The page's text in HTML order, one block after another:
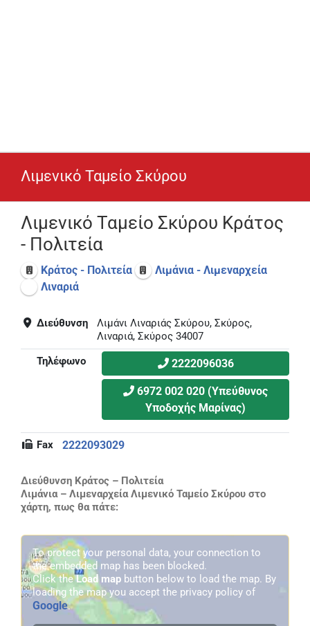
Λιμενικό Ταμείο Σκύρου
Λιμενικό Ταμείο Σκύρου Κράτος
- Πολιτεία
Κράτος - Πολιτεία
Λιμάνια - Λιμεναρχεία
Λιναριά
Διεύθυνση
Λιμάνι Λιναριάς Σκύρου, Σκύρος,
Λιναριά, Σκύρος 34007
Τηλέφωνο
2222096036
6972 002 020 (Υπεύθυνος
Υποδοχής Μαρίνας)
Fax 2222093029
Διεύθυνση Κράτος – Πολιτεία
Λιμάνια – Λιμεναρχεία Λιμενικό Ταμείο Σκύρου στο
χάρτη, πως θα πάτε:
To protect your personal data, your connection to
the embedded map has been blocked.
Click theLoad map button below to load the map. By
loading the map you accept the privacy policy of
Google.